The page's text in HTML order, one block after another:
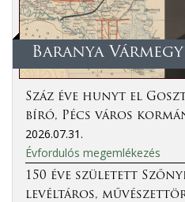
Baranya
Száz éve hunyt el
bíró, Pécs város
2026.07.31.
Évfordulós megemlékezés
150 éve született
levéltáros,